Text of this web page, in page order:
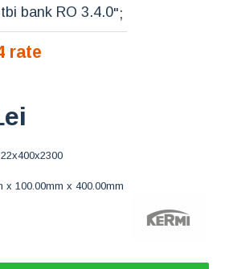
x 100.00mm x 400.00mm
";
rate